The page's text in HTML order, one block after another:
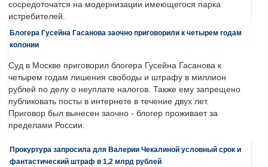
сосредоточатся на модернизации имеющегося парка
истребителей.
Блогера Гусейна Гасанова заочно приговорили к четырем годам
колонии
Суд в Москве приговорил блогера Гусейна Гасанова к
четырем годам лишения свободы и штрафу в миллион
рублей по делу о неуплате налогов. Также ему запрещено
публиковать посты в интернете в течение двух лет.
Приговор был вынесен заочно - блогер проживает за
пределами России.
Прокуртура запросила для Валерии Чекалиной условный срок и
фантастический штраф в 1,2 млрд рублей